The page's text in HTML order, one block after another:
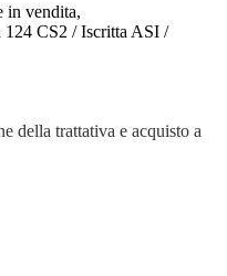
in vendita,
124 CS2 / Iscritta ASI /
della trattativa e acquisto a